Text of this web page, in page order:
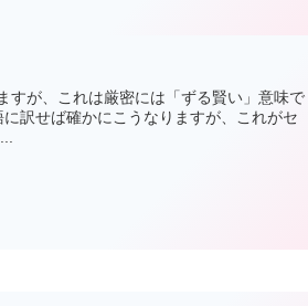
すが、これは厳密には「ずる賢い」意味で
訳せば確かにこうなりますが、これがセ